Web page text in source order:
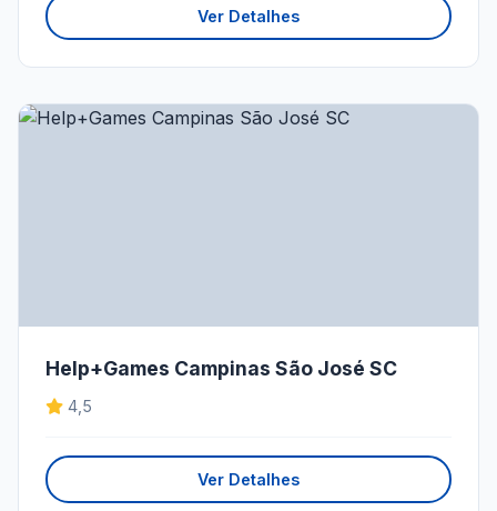
Ver Detalhes
Help+Games Campinas São José SC
4,5
Ver Detalhes